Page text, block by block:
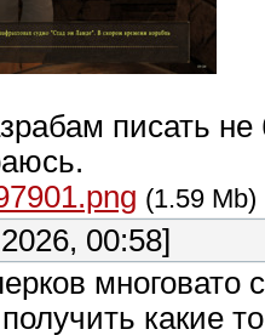
писать не
(1.59 Mb)
00:58]
многовато
какие